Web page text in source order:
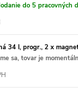
do 5 pracovných
34 l, progr., 2 x
sa, tovar je